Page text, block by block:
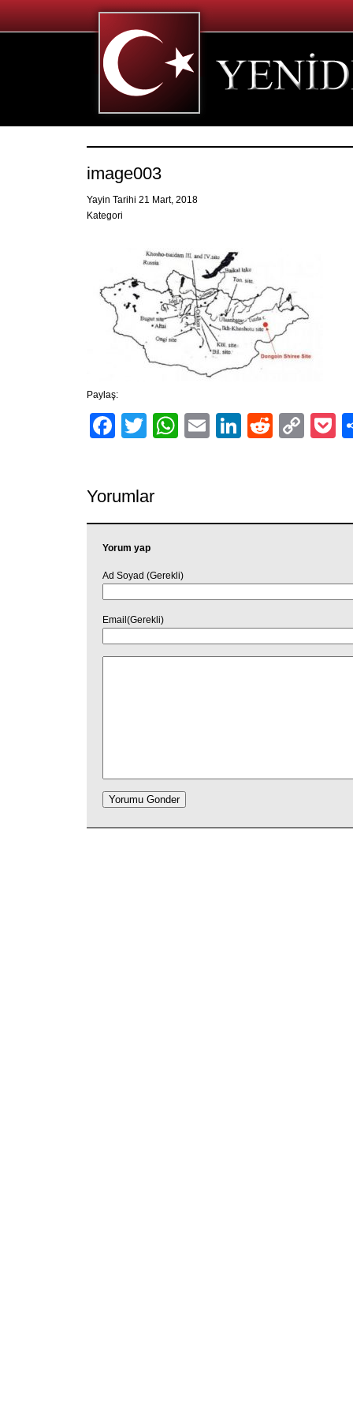
image003
Yayin Tarihi 21 Mart, 2018
Kategori
Paylaş:
Facebook
TwitterWhatsApp
EmailLinkedIn
Reddit
Yorumlar
Yorum yap
Ad Soyad (Gerekli)
Email(Gerekli)